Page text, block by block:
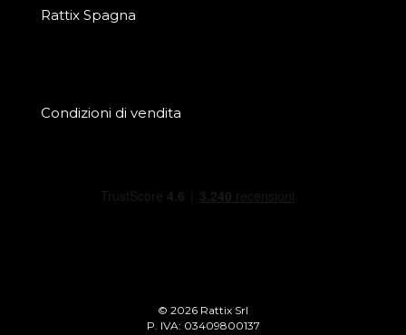
Rattix Spagna
Condizioni di vendita
© 2026 Rattix Srl
P. IVA: 03409800137